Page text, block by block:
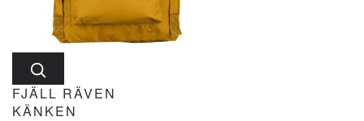
FJÄLL RÄVEN
KÄNKEN